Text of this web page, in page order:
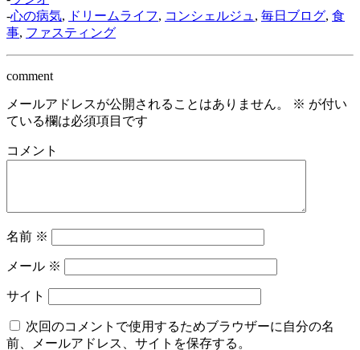
-心の病気, ドリームライフ, コンシェルジュ , 毎日ブログ, 食
事, ファスティング
comment
メールアドレスが公開されることはありません。 ※ が付い
ている欄は必須項目です
コメント
名前 ※
メール ※
サイト
次回のコメントで使用するためブラウザーに自分の名
前、メールアドレス、サイトを保存する。